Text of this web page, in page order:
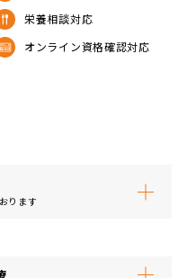
栄養相談対応
オンライン資格確認対応
ります